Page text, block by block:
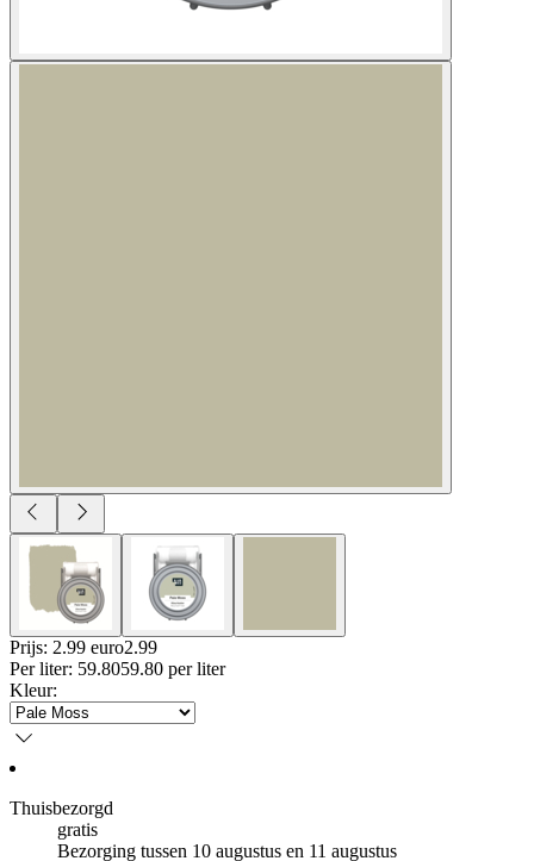
Prijs: 2.99 euro2.99
Per liter: 59.8059.80 per liter
Kleur:
Thuisbezorgd
gratis
Bezorging tussen 10 augustus en 11 augustus